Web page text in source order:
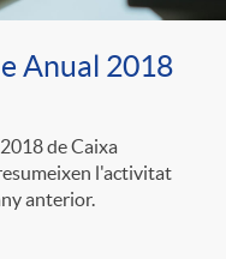
Anual 2018
de Caixa
l'activitat
anterior.